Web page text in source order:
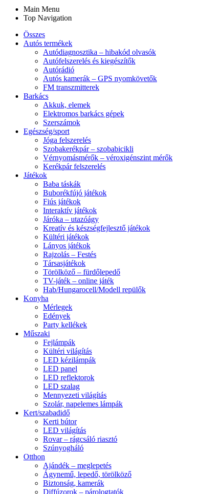
Main Menu
Top Navigation
Összes
Autós termékek
Autódiagnosztika – hibakód olvasók
Autófelszerelés és kiegészítők
Autórádió
Autós kamerák – GPS nyomkövetők
FM transzmitterek
Barkács
Akkuk, elemek
Elektromos barkács gépek
Szerszámok
Egészség/sport
Jóga felszerelés
Szobakerékpár – szobabicikli
Vérnyomásmérők – véroxigénszint mérők
Kerékpár felszerelés
Játékok
Baba táskák
Buborékfújó játékok
Fiús játékok
Interaktív játékok
Járóka – utazóágy
Kreatív és készségfejlesztő játékok
Kültéri játékok
Lányos játékok
Rajzolás – Festés
Társasjátékok
Törölköző – fürdőlepedő
TV-játék – online játék
Hab/Hungarocell/Modell repülők
Konyha
Mérlegek
Edények
Party kellékek
Műszaki
Fejlámpák
Kültéri világítás
LED kézilámpák
LED panel
LED reflektorok
LED szalag
Mennyezeti világítás
Szolár, napelemes lámpák
Kert/szabadidő
Kerti bútor
LED világítás
Rovar – rágcsáló riasztó
Szúnyogháló
Otthon
Ajándék – meglepetés
Ágynemű, lepedő, törölköző
Biztonság, kamerák
Diffúzorok – párologtatók